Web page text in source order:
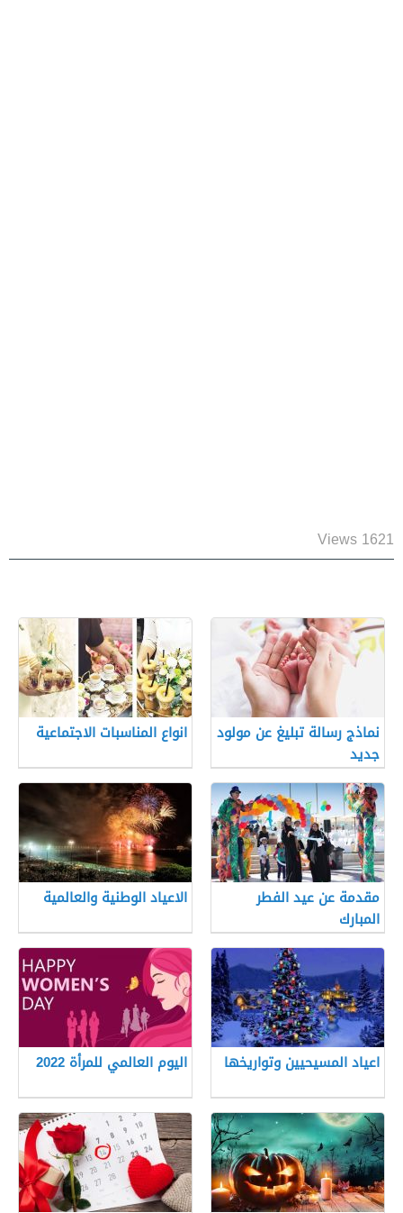
1621 Views
نماذج رسالة تبليغ عن مولود
جديد
انواع المناسبات الاجتماعية
مقدمة عن عيد الفطر
المبارك
الاعياد الوطنية والعالمية
اعياد المسيحيين وتواريخها اليوم العالمي للمرأة 2022